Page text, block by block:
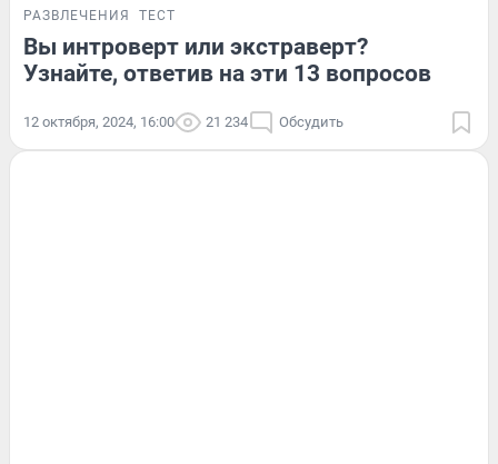
РАЗВЛЕЧЕНИЯ ТЕСТ
Вы интроверт или экстраверт?
Узнайте, ответив на эти 13 вопросов
12 октября, 2024, 16:00 21 234 Обсудить